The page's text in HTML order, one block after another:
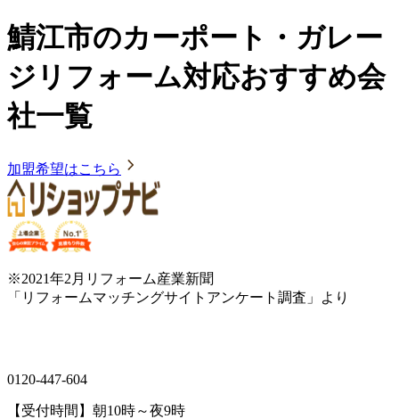
鯖江市のカーポート・ガレー
ジリフォーム対応おすすめ会
社一覧
加盟希望はこちら
※2021年2月リフォーム産業新聞
「リフォームマッチングサイトアンケート調査」より
0120-447-604
【受付時間】朝10時～夜9時